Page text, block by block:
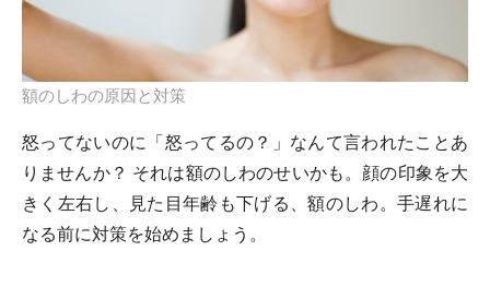
額のしわの原因と対策
怒ってないのに「怒ってるの？」なんて言われたことあ
りませんか？ それは額のしわのせいかも。顔の印象を大
きく左右し、見た目年齢も下げる、額のしわ。手遅れに
なる前に対策を始めましょう。